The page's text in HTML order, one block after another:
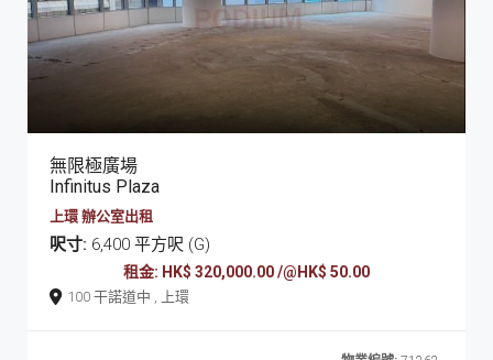
無限極廣場
Infinitus Plaza
上環 辦公室出租
呎寸: 6,400 平方呎 (G)
租金: HK$ 320,000.00 /@HK$ 50.00
100 干諾道中 , 上環